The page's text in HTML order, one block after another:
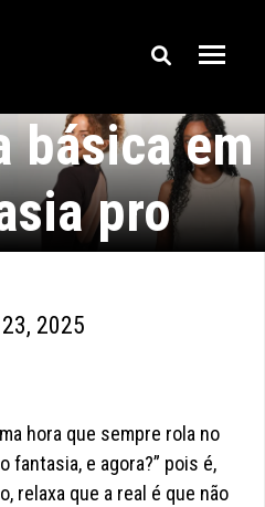
básica em
pro
2025
hora que sempre rola no
fantasia, e agora?” pois é,
relaxa que a real é que não